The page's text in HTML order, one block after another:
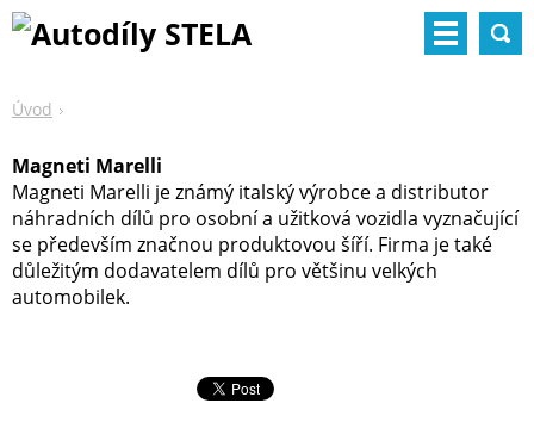
Úvod
Magneti Marelli
Magneti Marelli je známý italský výrobce a distributor
náhradních dílů pro osobní a užitková vozidla vyznačující
se především značnou produktovou šíří. Firma je také
důležitým dodavatelem dílů pro většinu velkých
automobilek.